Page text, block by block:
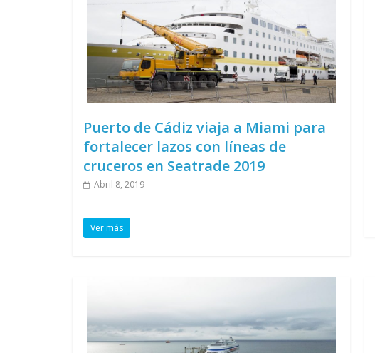
Puerto de Cádiz viaja a Miami para
fortalecer lazos con líneas de
cruceros en Seatrade 2019
Abril 8, 2019
Ver más